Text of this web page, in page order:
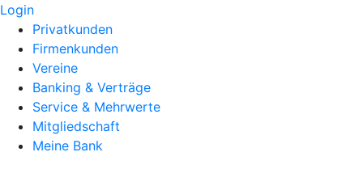
Login
Privatkunden
Firmenkunden
Vereine
Banking & Verträge
Service & Mehrwerte
Mitgliedschaft
Meine Bank